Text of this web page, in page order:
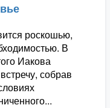
роскошью,
В
Иакова
собрав